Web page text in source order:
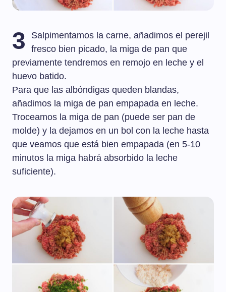
3
Salpimentamos la carne, añadimos el perejil
fresco bien picado, la miga de pan que
previamente tendremos en remojo en leche y el
huevo batido.
Para que las albóndigas queden blandas,
añadimos la miga de pan empapada en leche.
Troceamos la miga de pan (puede ser pan de
molde) y la dejamos en un bol con la leche hasta
que veamos que está bien empapada (en 5-10
minutos la miga habrá absorbido la leche
suficiente).